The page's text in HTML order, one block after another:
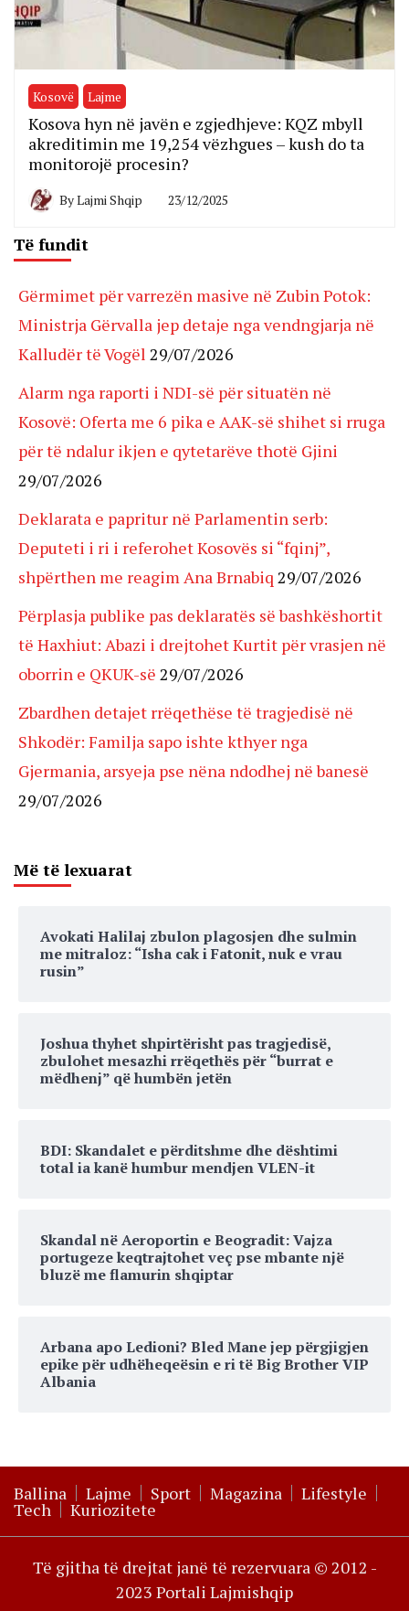
Kosovë Lajme
Kosova hyn në javën e zgjedhjeve: KQZ mbyll
akreditimin me 19,254 vëzhgues – kush do ta
monitorojë procesin?
ByLajmi Shqip 23/12/2025
Të fundit
Gërmimet për varrezën masive në Zubin Potok:
Ministrja Gërvalla jep detaje nga vendngjarja në
Kalludër të Vogël 29/07/2026
Alarm nga raporti i NDI-së për situatën në
Kosovë: Oferta me 6 pika e AAK-së shihet si rruga
për të ndalur ikjen e qytetarëve thotë Gjini
29/07/2026
Deklarata e papritur në Parlamentin serb:
Deputeti i ri i referohet Kosovës si “fqinj”,
shpërthen me reagim Ana Brnabiq 29/07/2026
Përplasja publike pas deklaratës së bashkëshortit
të Haxhiut: Abazi i drejtohet Kurtit për vrasjen në
oborrin e QKUK-së 29/07/2026
Zbardhen detajet rrëqethëse të tragjedisë në
Shkodër: Familja sapo ishte kthyer nga
Gjermania, arsyeja pse nëna ndodhej në banesë
29/07/2026
Më të lexuarat
Avokati Halilaj zbulon plagosjen dhe sulmin
me mitraloz: “Isha cak i Fatonit, nuk e vrau
rusin”
Joshua thyhet shpirtërisht pas tragjedisë,
zbulohet mesazhi rrëqethës për “burrat e
mëdhenj” që humbën jetën
BDI: Skandalet e përditshme dhe dështimi
total ia kanë humbur mendjen VLEN-it
Skandal në Aeroportin e Beogradit: Vajza
portugeze keqtrajtohet veç pse mbante një
bluzë me flamurin shqiptar
Arbana apo Ledioni? Bled Mane jep përgjigjen
epike për udhëheqeësin e ri të Big Brother VIP
Albania
Ballina Lajme Sport Magazina Lifestyle
Tech Kuriozitete
Të gjitha të drejtat janë të rezervuara © 2012 -
2023 Portali Lajmishqip